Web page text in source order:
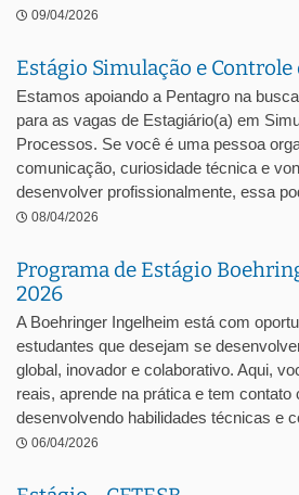
09/04/2026
Estágio Simulação e Controle
Estamos apoiando a Pentagro na
para as vagas de Estagiário(a) em
Processos. Se você é uma pessoa
comunicação, curiosidade técnica e
desenvolver profissionalmente, essa
08/04/2026
Programa de Estágio
2026
A Boehringer Ingelheim está com
estudantes que desejam se
global, inovador e colaborativo. Aqui,
reais, aprende na prática e tem contato
desenvolvendo habilidades técnicas e
06/04/2026